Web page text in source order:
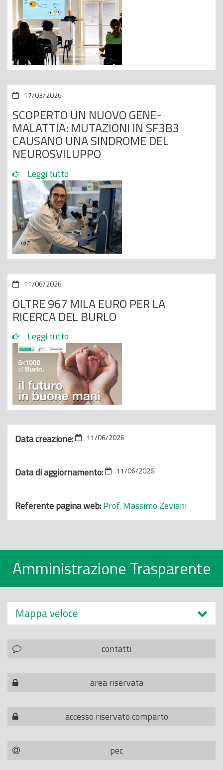
17/03/2026
SCOPERTO UN NUOVO GENE-
MALATTIA: MUTAZIONI IN SF3B3
CAUSANO UNA SINDROME DEL
NEUROSVILUPPO
Leggi tutto
11/06/2026
OLTRE 967 MILA EURO PER LA
RICERCA DEL BURLO
Leggi tutto
Data creazione: 11/06/2026
Data di aggiornamento: 11/06/2026
Referente pagina web:Prof. Massimo Zeviani
Amministrazione Trasparente
Mappa veloce
contatti
area riservata
accesso riservato comparto
pec